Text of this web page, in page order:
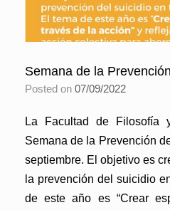
Semana de la
Posted on 07/09/2022
La Facultad de
Semana de la Prevención
septiembre. El objetivo es
la prevención del suicidio
de este año es “Crear